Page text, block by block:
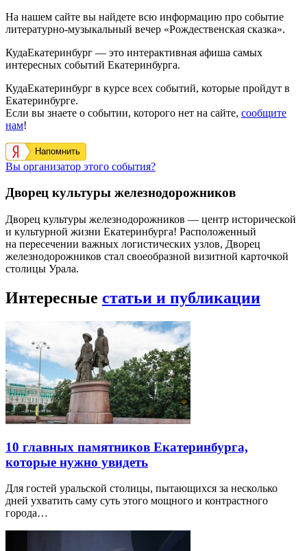
На нашем сайте вы найдете всю информацию про событие
литературно-музыкальный вечер «Рождественская сказка».
КудаЕкатеринбург — это интерактивная афиша самых
интересных событий Екатеринбурга.
КудаЕкатеринбург в курсе всех событий, которые пройдут в
Екатеринбурге.
Если вы знаете о событии, которого нет на сайте, сообщите
нам!
Напомнить
Вы организатор этого события?
Дворец культуры железнодорожников
Дворец культуры железнодорожников — центр исторической
и культурной жизни Екатеринбурга! Расположенный
на пересечении важных логистических узлов, Дворец
железнодорожников стал своеобразной визитной карточкой
столицы Урала.
Интересные статьи и публикации
10 главных памятников Екатеринбурга,
которые нужно увидеть
Для гостей уральской столицы, пытающихся за несколько
дней ухватить саму суть этого мощного и контрастного
города…